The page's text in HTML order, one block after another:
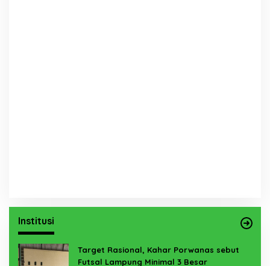
Institusi
Target Rasional, Kahar Porwanas sebut
Futsal Lampung Minimal 3 Besar